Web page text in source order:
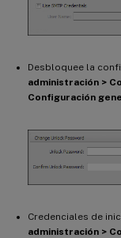
Desbloquee la
administración >
Configuración
Credenciales de
administración >